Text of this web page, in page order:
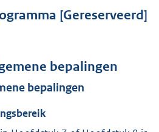
[Gereserveerd]
bepalingen
bepalingen